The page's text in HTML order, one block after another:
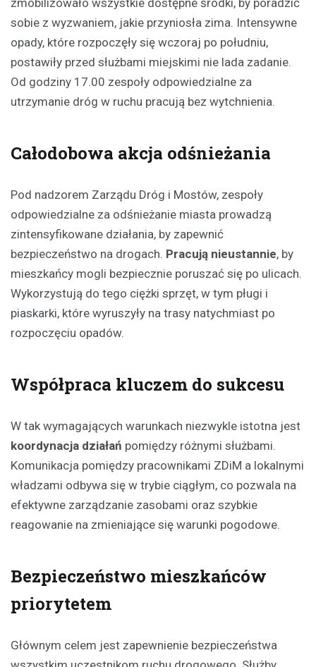
sobie z wyzwaniem, jakie przyniosła zima. Intensywne
opady, które rozpoczęły się wczoraj po południu,
postawiły przed służbami miejskimi nie lada zadanie.
Od godziny 17.00 zespoły odpowiedzialne za
utrzymanie dróg w ruchu pracują bez wytchnienia.
Całodobowa akcja odśnieżania
Pod nadzorem Zarządu Dróg i Mostów, zespoły
odpowiedzialne za odśnieżanie miasta prowadzą
zintensyfikowane działania, by zapewnić
bezpieczeństwo na drogach. Pracują nieustannie, by
mieszkańcy mogli bezpiecznie poruszać się po ulicach.
Wykorzystują do tego ciężki sprzęt, w tym pługi i
piaskarki, które wyruszyły na trasy natychmiast po
rozpoczęciu opadów.
Współpraca kluczem do sukcesu
W tak wymagających warunkach niezwykle istotna jest
koordynacja działań pomiędzy różnymi służbami.
Komunikacja pomiędzy pracownikami ZDiM a lokalnymi
władzami odbywa się w trybie ciągłym, co pozwala na
efektywne zarządzanie zasobami oraz szybkie
reagowanie na zmieniające się warunki pogodowe.
Bezpieczeństwo mieszkańców
priorytetem
Głównym celem jest zapewnienie bezpieczeństwa